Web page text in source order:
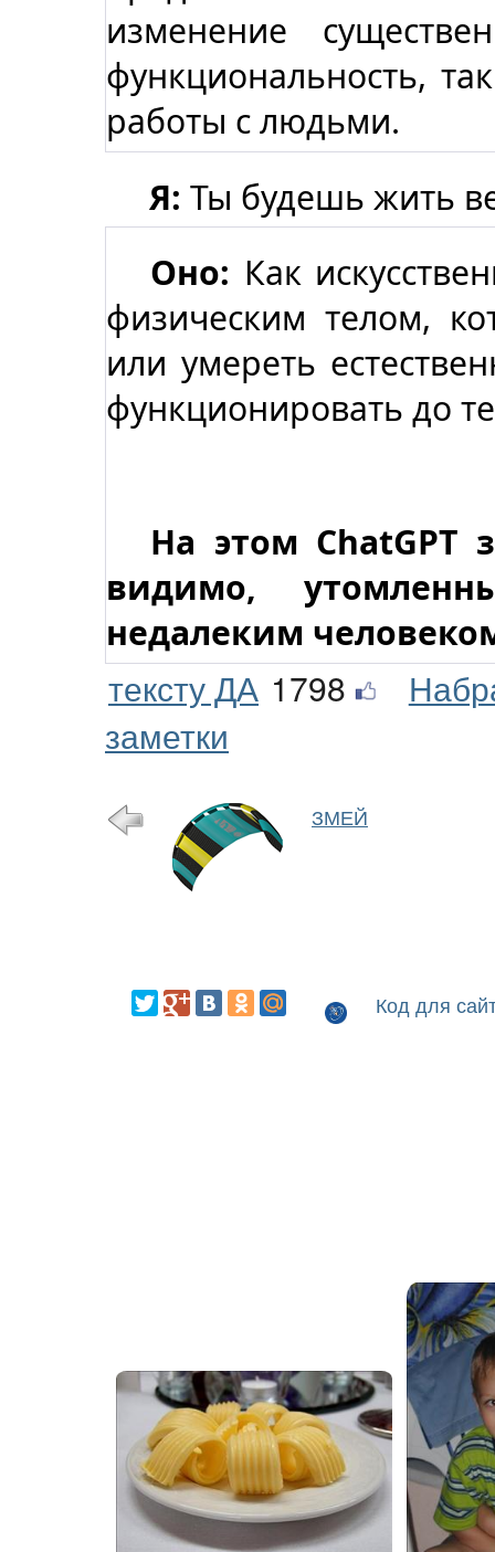
изменение
функциональность,
работы с людьми.
Я: Ты будешь жить
Оно: Как
физическим телом,
или умереть
функционировать до
На этом ChatGPT
видимо,
недалеким
тексту ДА 1798
заметки
ЗМЕЙ
Код для